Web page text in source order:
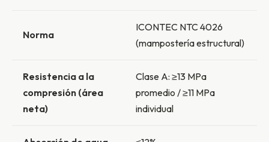
Norma
ICONTEC NTC 4026
(mampostería estructural)
Resistencia a la
compresión (área
neta)
Clase A: ≥13 MPa
promedio / ≥11 MPa
individual